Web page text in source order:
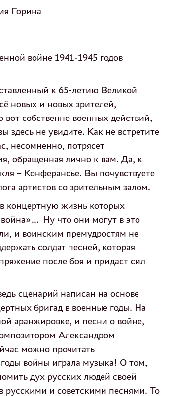
Горина
войне 1941-1945 годов
к 65-летию Великой
новых и новых зрителей,
собственно военных действий,
здесь не увидите. Как не встретите
несомненно, потрясет
обращенная лично к вам. Да, к
– Конферансье. Вы почувствуете
артистов со зрительным залом.
концертную жизнь которых
Ну что они могут в это
и воинским премудростям не
солдат песней, которая
после боя и придаст сил
сценарий написан на основе
бригад в военные годы. На
аранжировке, и песни о войне,
Александром
можно прочитать
войны играла музыка! О том,
дух русских людей своей
и советскими песнями. То